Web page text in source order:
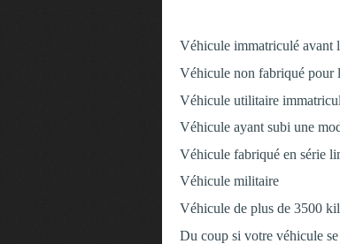
Véhicule immatriculé avant
Véhicule non fabriqué pour
Véhicule utilitaire
Véhicule ayant subi une
Véhicule fabriqué en série
Véhicule militaire
Véhicule de plus de 3500
Du coup si votre véhicule se